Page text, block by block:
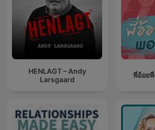
HENLAGT – Andy
Larsgaard
พี่อ้อย